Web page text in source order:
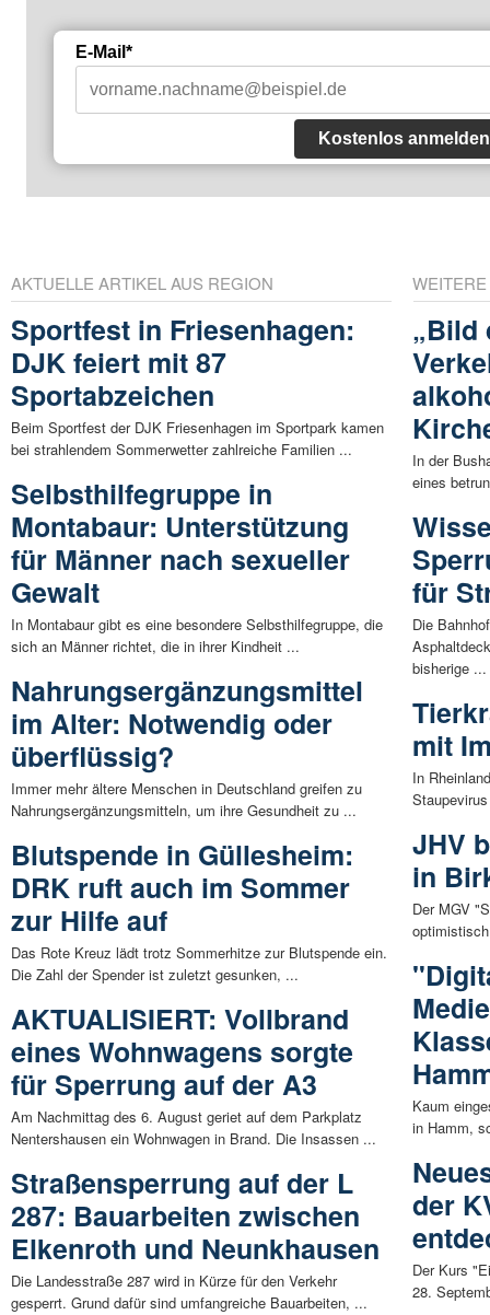
E-Mail*
Kostenlos anmelden
AKTUELLE ARTIKEL AUS REGION
Sportfest in Friesenhagen:
DJK feiert mit 87
Sportabzeichen
Beim Sportfest der DJK Friesenhagen im Sportpark kamen
bei strahlendem Sommerwetter zahlreiche Familien ...
Selbsthilfegruppe in
Montabaur: Unterstützung
für Männer nach sexueller
Gewalt
In Montabaur gibt es eine besondere Selbsthilfegruppe, die
sich an Männer richtet, die in ihrer Kindheit ...
Nahrungsergänzungsmittel
im Alter: Notwendig oder
überflüssig?
Immer mehr ältere Menschen in Deutschland greifen zu
Nahrungsergänzungsmitteln, um ihre Gesundheit zu ...
Blutspende in Güllesheim:
DRK ruft auch im Sommer
zur Hilfe auf
Das Rote Kreuz lädt trotz Sommerhitze zur Blutspende ein.
Die Zahl der Spender ist zuletzt gesunken, ...
AKTUALISIERT: Vollbrand
eines Wohnwagens sorgte
für Sperrung auf der A3
Am Nachmittag des 6. August geriet auf dem Parkplatz
Nentershausen ein Wohnwagen in Brand. Die Insassen ...
Straßensperrung auf der L
287: Bauarbeiten zwischen
Elkenroth und Neunkhausen
Die Landesstraße 287 wird in Kürze für den Verkehr
gesperrt. Grund dafür sind umfangreiche Bauarbeiten, ...
„Bild
In der
eines
für
Die
bisherige ...
mit
In
JHV
in
Der MGV
Kaum
in Hamm,
der
Der Kurs
28.